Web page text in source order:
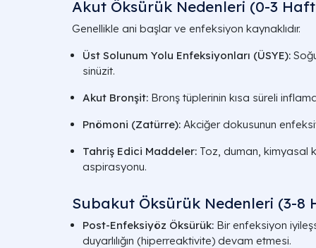
Akut Öksürük Nedenleri (0-3
Genellikle ani başlar ve enfeksiyon kaynaklıdır.
Üst Solunum Yolu Enfeksiyonları (ÜSYE):
sinüzit.
Akut Bronşit: Bronş tüplerinin kısa süreli
Pnömoni (Zatürre): Akciğer dokusunun
Tahriş Edici Maddeler: Toz, duman, kimyasal
aspirasyonu.
Subakut Öksürük Nedenleri (3-8
Post-Enfeksiyöz Öksürük: Bir enfeksiyon
duyarlılığın (hiperreaktivite) devam etmesi.